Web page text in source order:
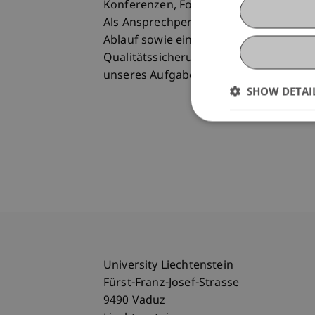
Konferenzen, Foren und
Als Ansprechperson für
Ablauf sowie eine serviceorientierte
Qualitätssicherung und
unseres Aufgabenbereichs.
University Liechtenstein
Fürst-Franz-Josef-Strasse
9490 Vaduz
SHOW